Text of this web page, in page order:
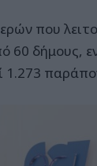
που
δήμους,
1.273